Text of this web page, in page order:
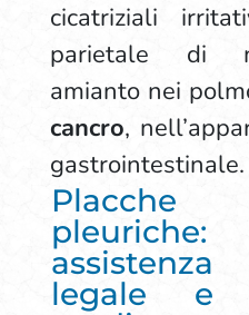
cicatriziali
parietale di
amianto nei
cancro,
gastrointestinale.
Placche
pleuriche:
assistenza
legale e